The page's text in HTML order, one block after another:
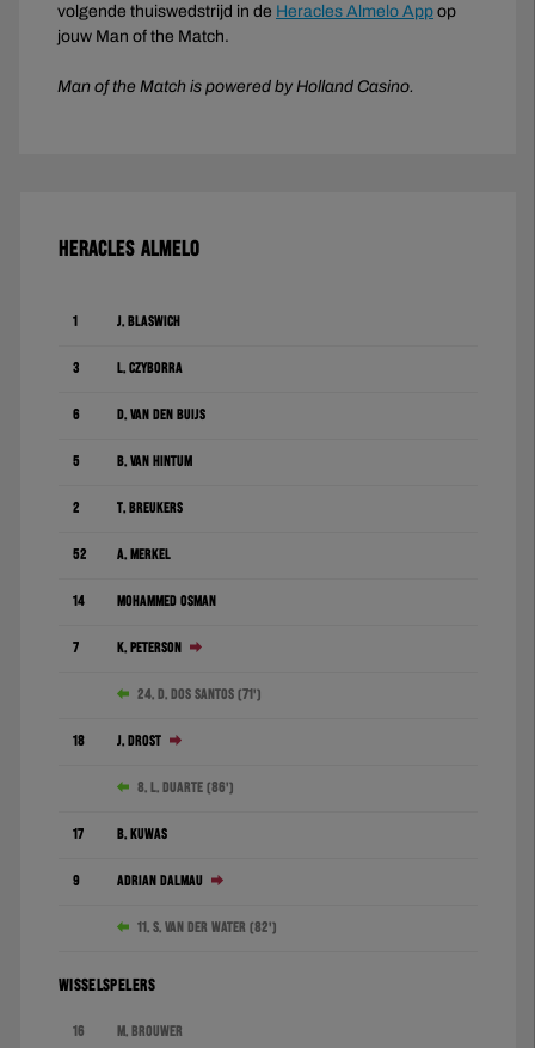
volgende thuiswedstrijd in de Heracles Almelo App op
jouw Man of the Match.
Man of the Match is powered by Holland Casino.
HERACLES ALMELO
1 J. Blaswich
3 L. Czyborra
6 D. Van den Buijs
5 B. van Hintum
2 T. Breukers
52 A. Merkel
14 Mohammed Osman
7 K. Peterson
24. D. dos Santos (71')
18 J. Drost
8. L. Duarte (86')
17 B. Kuwas
9 Adrián Dalmau
11. S. van der Water (82')
WISSELSPELERS
16 M. Brouwer